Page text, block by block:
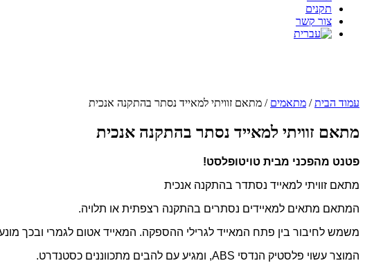
תקנים
צור קשר
עמוד הבית/ מתאמים / מתאם זוויתי למאייד נסתר בהתקנה אנכית
מתאם זוויתי למאייד נסתר בהתקנה אנכית
פטנט מהפכני מבית טויטופלסט!
מתאם זוויתי למאייד נסתדר בהתקנה אנכית
המתאם מתאים למאיידים נסתרים בהתקנה רצפתית או תלויה.
משמש לחיבור בין פתח המאייד לגרילי ההספקה. המאייד אטום לגמרי ובכך מונע
המוצר עשוי פלסטיק הנדסי ABS, ומגיע עם להבים מתכווננים כסטנדרט.